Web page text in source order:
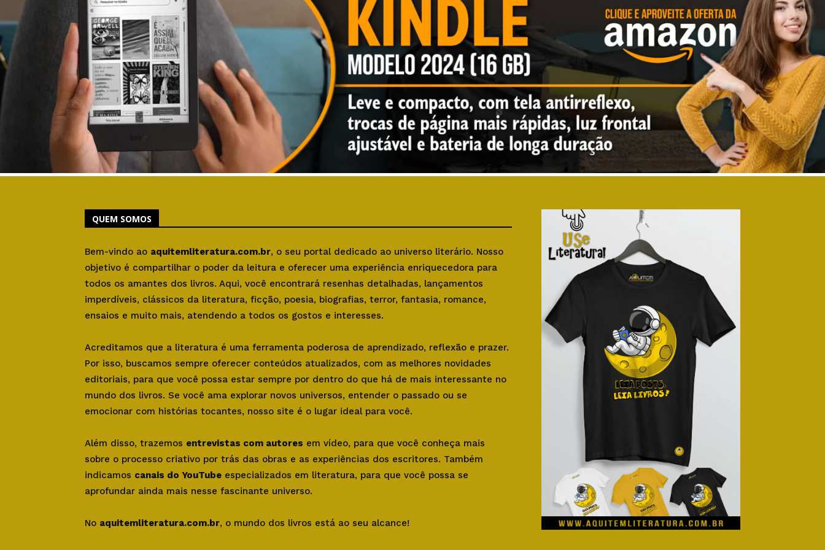
QUEM SOMOS
Bem-vindo ao aquitemliteratura.com.br, o seu portal dedicado ao universo literário. Nosso
objetivo é compartilhar o poder da leitura e oferecer uma experiência enriquecedora para
todos os amantes dos livros. Aqui, você encontrará resenhas detalhadas, lançamentos
imperdíveis, clássicos da literatura, ficção, poesia, biografias, terror, fantasia, romance,
ensaios e muito mais, atendendo a todos os gostos e interesses.
Acreditamos que a literatura é uma ferramenta poderosa de aprendizado, reflexão e prazer.
Por isso, buscamos sempre oferecer conteúdos atualizados, com as melhores novidades
editoriais, para que você possa estar sempre por dentro do que há de mais interessante no
mundo dos livros. Se você ama explorar novos universos, entender o passado ou se
emocionar com histórias tocantes, nosso site é o lugar ideal para você.
Além disso, trazemos entrevistas com autores em vídeo, para que você conheça mais
sobre o processo criativo por trás das obras e as experiências dos escritores. Também
indicamos canais do YouTube especializados em literatura, para que você possa se
aprofundar ainda mais nesse fascinante universo.
No aquitemliteratura.com.br, o mundo dos livros está ao seu alcance!